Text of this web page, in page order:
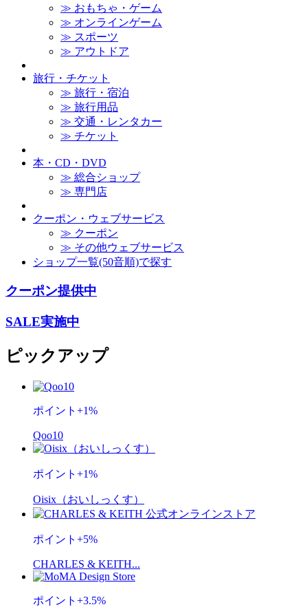
≫ おもちゃ・ゲーム
≫ オンラインゲーム
≫ スポーツ
≫ アウトドア
旅行・チケット
≫ 旅行・宿泊
≫ 旅行用品
≫ 交通・レンタカー
≫ チケット
本・CD・DVD
≫ 総合ショップ
≫ 専門店
クーポン・ウェブサービス
≫ クーポン
≫ その他ウェブサービス
ショップ一覧(50音順)で探す
クーポン提供中
SALE実施中
ピックアップ
ポイント +1%
Qoo10
ポイント +1%
Oisix（おいしっくす）
ポイント +5%
CHARLES & KEITH...
ポイント +3.5%